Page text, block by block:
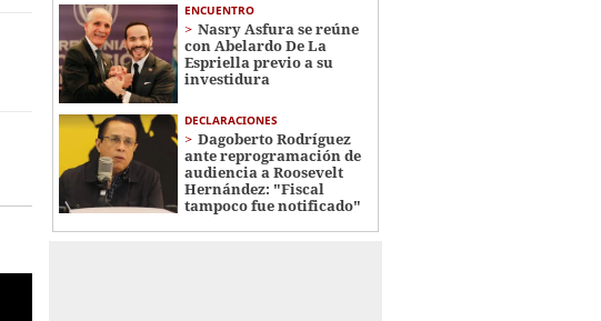
ENCUENTRO
Nasry Asfura se reúne
con Abelardo De La
Espriella previo a su
investidura
DECLARACIONES
Dagoberto Rodríguez
ante reprogramación de
audiencia a Roosevelt
Hernández: "Fiscal
tampoco fue notificado"